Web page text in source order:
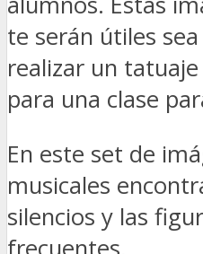
te serán útiles
realizar un
para una clase
En este set de
musicales
silencios y las